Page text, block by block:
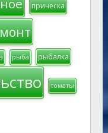
прическа
рыба рыбалка
томаты